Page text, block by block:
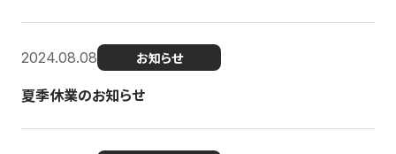
2024.08.08 お知らせ
夏季休業のお知らせ